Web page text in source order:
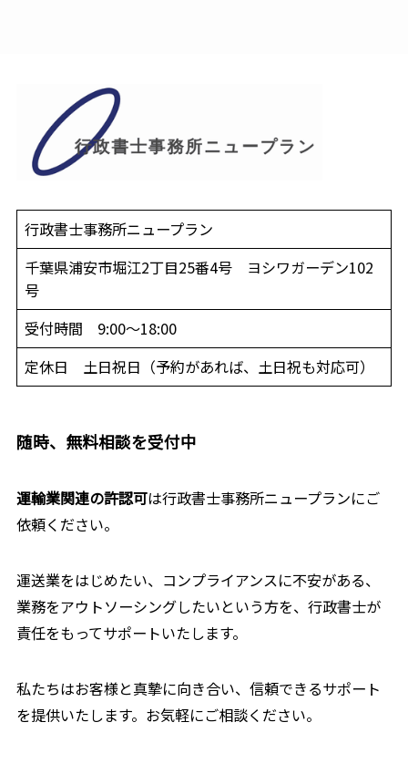
行政書士事務所ニュープラン
千葉県浦安市堀江2丁目25番4号 ヨシワガーデン102
号
受付時間 9:00～18:00
定休日 土日祝日（予約があれば、土日祝も対応可）
随時、無料相談を受付中
運輸業関連の許認可は行政書士事務所ニュープランにご
依頼ください。
運送業をはじめたい、コンプライアンスに不安がある、
業務をアウトソーシングしたいという方を、行政書士が
責任をもってサポートいたします。
私たちはお客様と真摯に向き合い、信頼できるサポート
を提供いたします。お気軽にご相談ください。